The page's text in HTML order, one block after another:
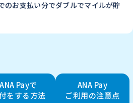
のお支払い分でダブルでマイルが貯
ANA Payで
をする方法
ANA Pay
ご利用の注意点